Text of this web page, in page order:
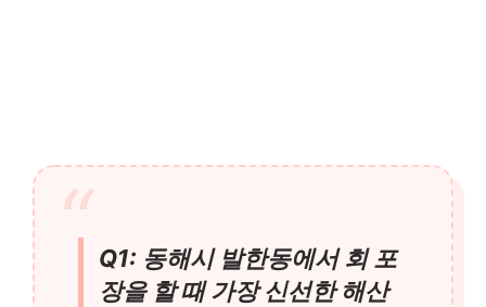
Q1: 동해시 발한동에서 회 포
장을 할 때 가장 신선한 해산